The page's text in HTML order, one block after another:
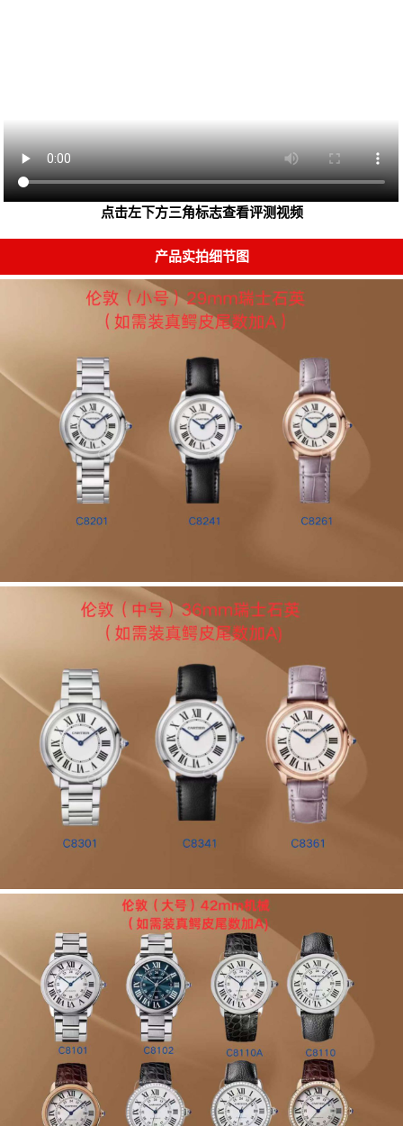
点击左下方三角标志查看评测视频
产品实拍细节图